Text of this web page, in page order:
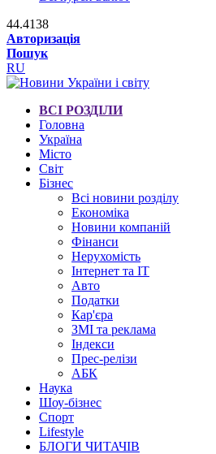
44.4138
Авторизація
Пошук
RU
ВСІ РОЗДІЛИ
Головна
Україна
Місто
Світ
Бізнес
Всі новини розділу
Економіка
Новини компаній
Фінанси
Нерухомість
Інтернет та IT
Авто
Податки
Кар'єра
ЗМІ та реклама
Індекси
Прес-релізи
АБК
Наука
Шоу-бізнес
Спорт
Lifestyle
БЛОГИ ЧИТАЧІВ